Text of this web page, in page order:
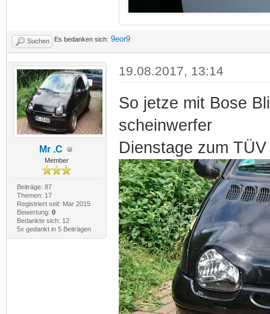
Suchen Es bedanken sich: 9eor9
Mr .C
Member
Beiträge: 87
Themen: 17
Registriert seit: Mar 2015
Bewertung: 0
Bedankte sich: 12
5x gedankt in 5 Beiträgen
19.08.2017, 13:14
So jetze mit Bose
scheinwerfer
Dienstage zum